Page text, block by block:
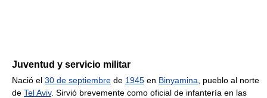
Juventud y servicio militar
Nació el 30 de septiembre de 1945 en Binyamina , pueblo al norte
de Tel Aviv. Sirvió brevemente como oficial de infantería en las